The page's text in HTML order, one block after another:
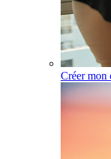
Créer mon